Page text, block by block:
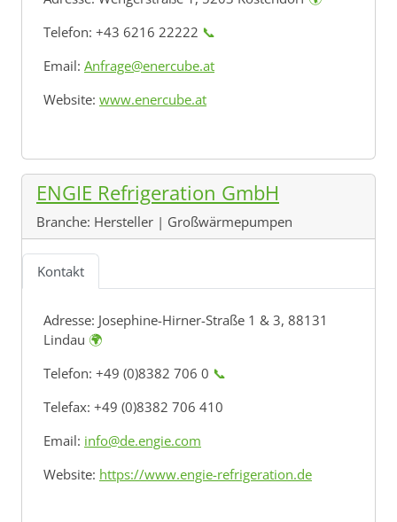
Telefon: +43 6216 22222 📞
Email: Anfrage@enercube.at
Website: www.enercube.at
ENGIE Refrigeration GmbH
Branche: Hersteller | Großwärmepumpen
Kontakt
Adresse: Josephine-Hirner-Straße 1 & 3, 88131
Lindau 🌍
Telefon: +49 (0)8382 706 0 📞
Telefax: +49 (0)8382 706 410
Email: info@de.engie.com
Website: https://www.engie-refrigeration.de